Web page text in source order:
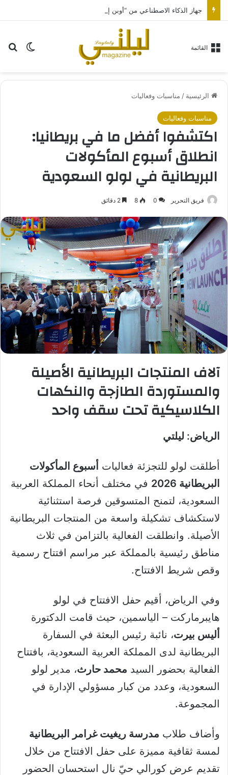
الوضع القائمة
الرئيسية / مناسبات وفعاليات
مناسبات وفعاليات
اكتشفوا أفضل ما في بريطانيا:
انطلاق أسبوع المأكولات
البريطانية في لولو السعودية
فريق التحرير 0
8
آلاف المنتجات البريطانية الأصيلة
والمستوردة الطازجة والنكهات
الكلاسيكية تحت سقف واحد
الرياض: ليلتي
أطلقت لولو للتجزئة فعاليات أسبوع المأكولات
البريطانية 2026
في مختلف أنحاء المملكة العربية
السعودية، لتمنح المتسوقين فرصة استثنائية
لاستكشاف تشكيلة واسعة من المنتجات البريطانية
الأصيلة. وانطلقت الفعالية بالتزامن في ثلاث
مناطق رئيسية بالمملكة عبر مراسم افتتاح رسمية
وقص شريط الافتتاح.
وفي الرياض، أقيم حفل الافتتاح في لولو
هايبرماركت – الياسمين، حيث قامت الدكتورة
أليس بيرت، نائبة رئيس البعثة في السفارة
البريطانية لدى المملكة العربية السعودية، بافتتاح
الفعالية بحضور السيد محمد حارث، مدير لولو
السعودية، وعدد من كبار مسؤولي الإدارة في
المجموعة.
وأضاف طلاب مدرسة ريغيت غرامر البريطانية
لمسة ثقافية مميزة على حفل الافتتاح من خلال
تقديم عرض كورالي حيّ نال استحسان الحضور